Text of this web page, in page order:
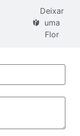
Deixar
uma
Flor